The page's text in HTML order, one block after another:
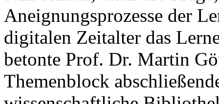
Aneignungsprozesse der
digitalen Zeitalter das
betonte Prof. Dr. Martin
Themenblock